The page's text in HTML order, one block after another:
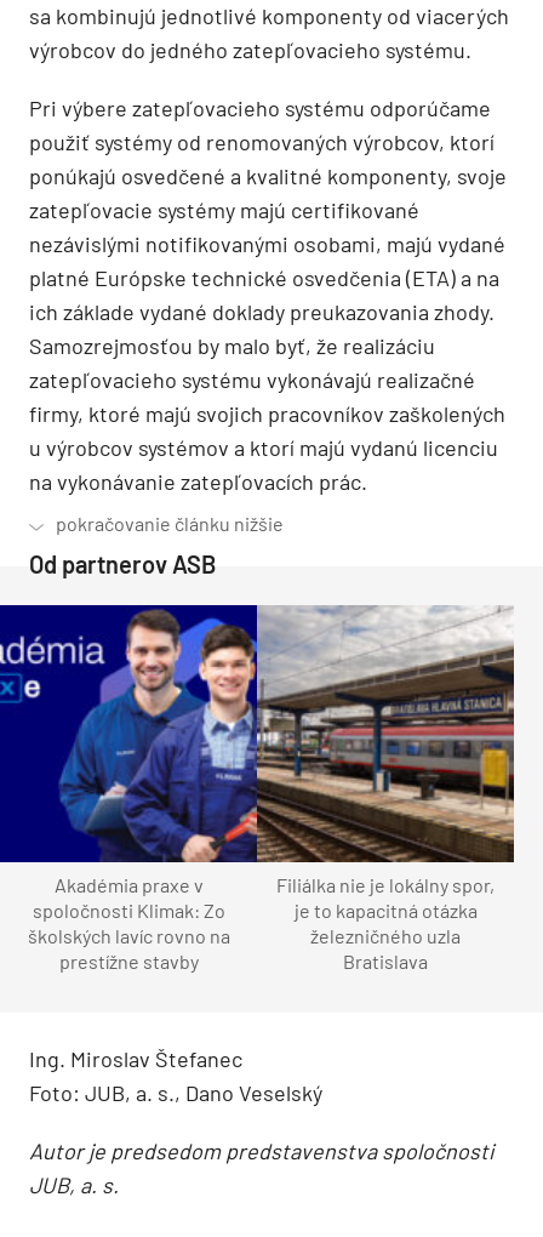
sa kombinujú jednotlivé komponenty od viacerých
výrobcov do jedného zatepľovacieho systému.
Pri výbere zatepľovacieho systému odporúčame
použiť systémy od renomovaných výrobcov, ktorí
ponúkajú osvedčené a kvalitné komponenty, svoje
zatepľovacie systémy majú certifikované
nezávislými notifikovanými osobami, majú vydané
platné Európske technické osvedčenia (ETA) a na
ich základe vydané doklady preukazovania zhody.
Samozrejmosťou by malo byť, že realizáciu
zatepľovacieho systému vykonávajú realizačné
firmy, ktoré majú svojich pracovníkov zaškolených
u výrobcov systémov a ktorí majú vydanú licenciu
na vykonávanie zatepľovacích prác.
Od partnerov ASB
Akadémia praxe v
spoločnosti Klimak: Zo
školských lavíc rovno na
prestížne stavby
Filiálka nie je lokálny spor,
je to kapacitná otázka
železničného uzla
Bratislava
Ing. Miroslav Štefanec
Foto: JUB, a. s., Dano Veselský
Autor je predsedom predstavenstva spoločnosti
JUB, a. s.